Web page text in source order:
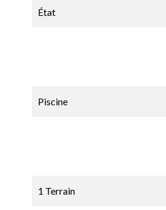
État
Piscine
1 Terrain